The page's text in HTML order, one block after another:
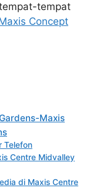
tempat
Concept
Maxis
Telefon
Centre Midvalley
di Maxis Centre